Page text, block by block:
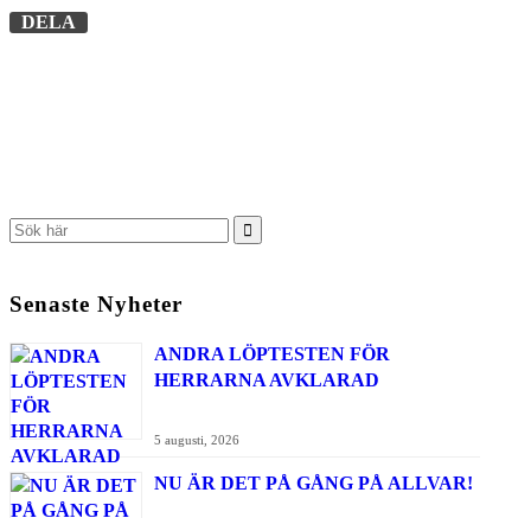
DELA
Senaste Nyheter
ANDRA LÖPTESTEN FÖR
HERRARNA AVKLARAD
5 augusti, 2026
NU ÄR DET PÅ GÅNG PÅ ALLVAR!